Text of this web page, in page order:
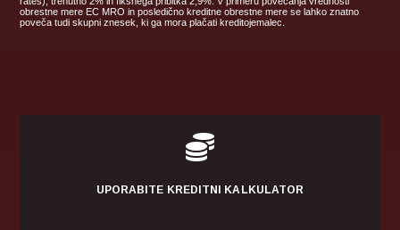
obrestne mere EC MRO in posledično kreditne obrestne mere se lahko znatno
poveča tudi skupni znesek, ki ga mora plačati kreditojemalec.

UPORABITE KREDITNI KALKULATOR